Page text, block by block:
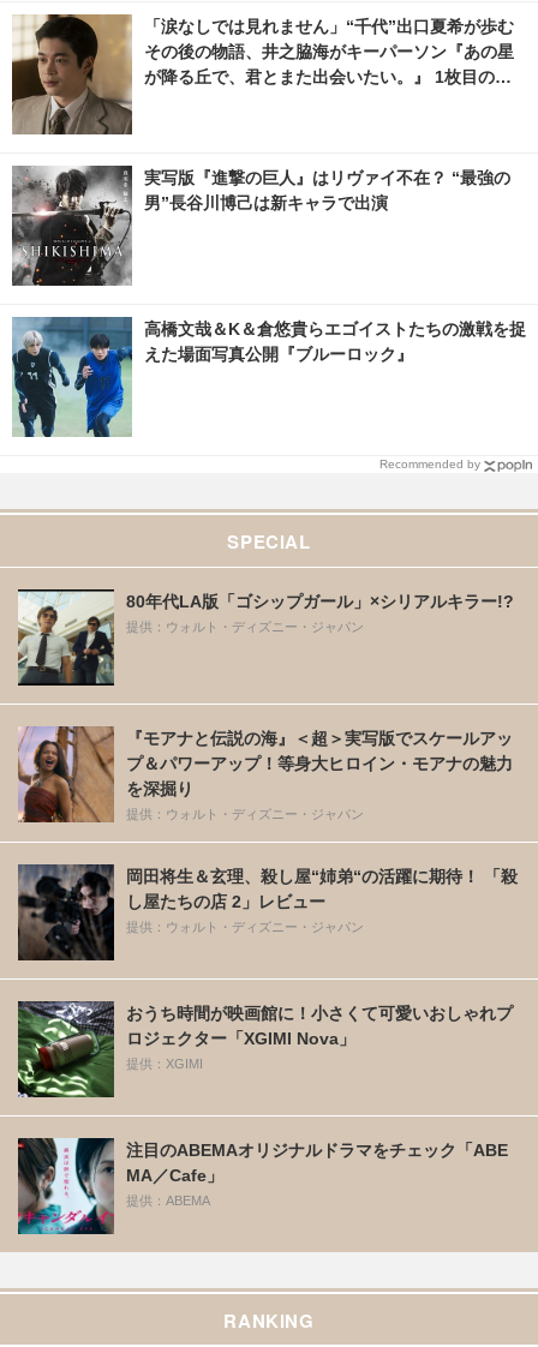
「涙なしでは見れません」“千代”出口夏希が歩む
その後の物語、井之脇海がキーパーソン『あの星
が降る丘で、君とまた出会いたい。』 1枚目の写
実写版『進撃の巨人』はリヴァイ不在？ “最強の
男”長谷川博己は新キャラで出演
高橋文哉＆K＆倉悠貴らエゴイストたちの激戦を捉
えた場面写真公開『ブルーロック』
Recommended by
SPECIAL
80年代LA版「ゴシップガール」×シリアルキラー!?
提供：ウォルト・ディズニー・ジャパン
『モアナと伝説の海』＜超＞実写版でスケールアッ
プ＆パワーアップ！等身大ヒロイン・モアナの魅力
を深掘り
提供：ウォルト・ディズニー・ジャパン
岡田将生＆玄理、殺し屋“姉弟“の活躍に期待！ 「殺
し屋たちの店 2」レビュー
提供：ウォルト・ディズニー・ジャパン
おうち時間が映画館に！小さくて可愛いおしゃれプ
ロジェクター「XGIMI Nova」
提供：XGIMI
注目のABEMAオリジナルドラマをチェック「ABE
MA／Cafe」
提供：ABEMA
RANKING